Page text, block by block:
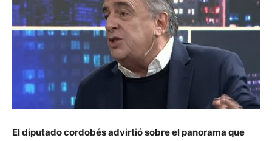
El diputado cordobés advirtió sobre el panorama que